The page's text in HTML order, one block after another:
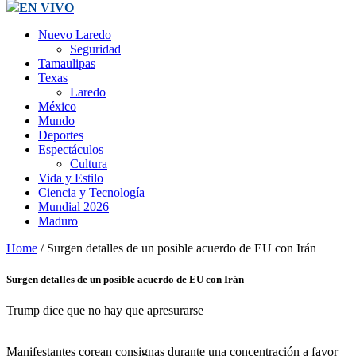
EN VIVO
Nuevo Laredo
Seguridad
Tamaulipas
Texas
Laredo
México
Mundo
Deportes
Espectáculos
Cultura
Vida y Estilo
Ciencia y Tecnología
Mundial 2026
Maduro
Home / Surgen detalles de un posible acuerdo de EU con Irán
Surgen detalles de un posible acuerdo de EU con Irán
Trump dice que no hay que apresurarse
Manifestantes corean consignas durante una concentración a favor